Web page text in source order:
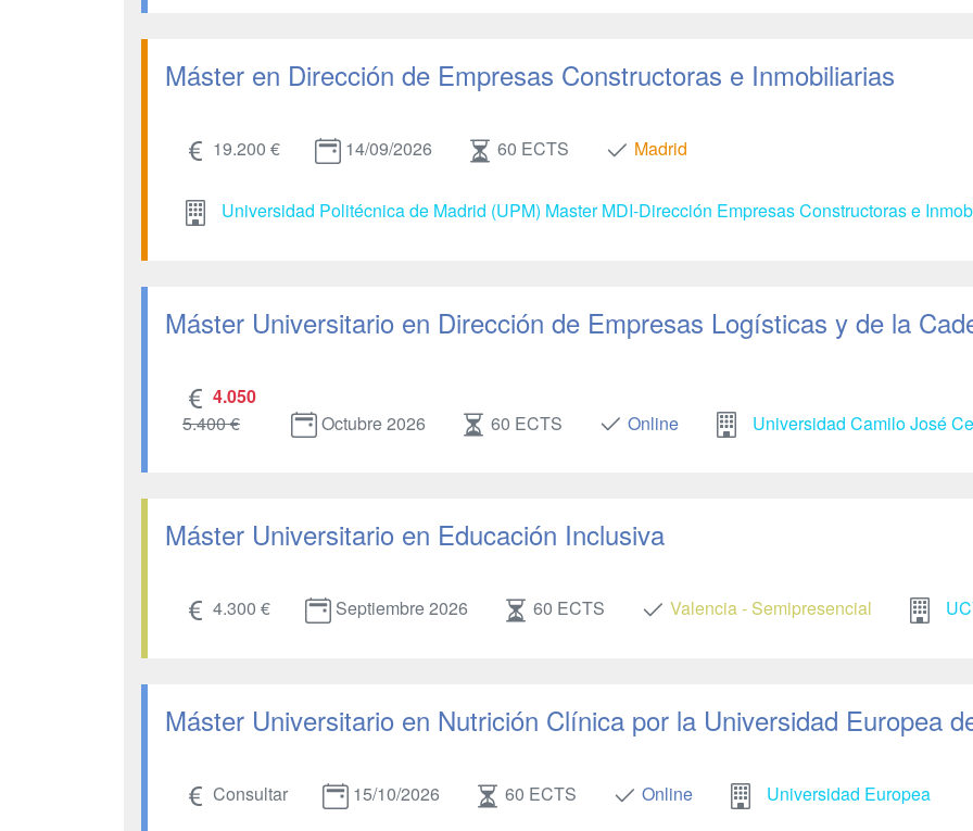
Máster en Dirección de Empresas Constructoras e Inmobiliarias
19.200 € 14/09/2026 60 ECTS Madrid
Universidad Politécnica de Madrid (UPM) Master MDI-Dirección Empresas Constructoras e
Máster Universitario en Dirección de Empresas Logísticas y de la
4.050
5.400 €
Octubre 2026 60 ECTS Online Universidad Camilo José
Máster Universitario en Educación Inclusiva
4.300 € Septiembre 2026 60 ECTS Valencia - Semipresencial
Máster Universitario en Nutrición Clínica por la Universidad Europea
Consultar 15/10/2026 60 ECTS Online Universidad Europea